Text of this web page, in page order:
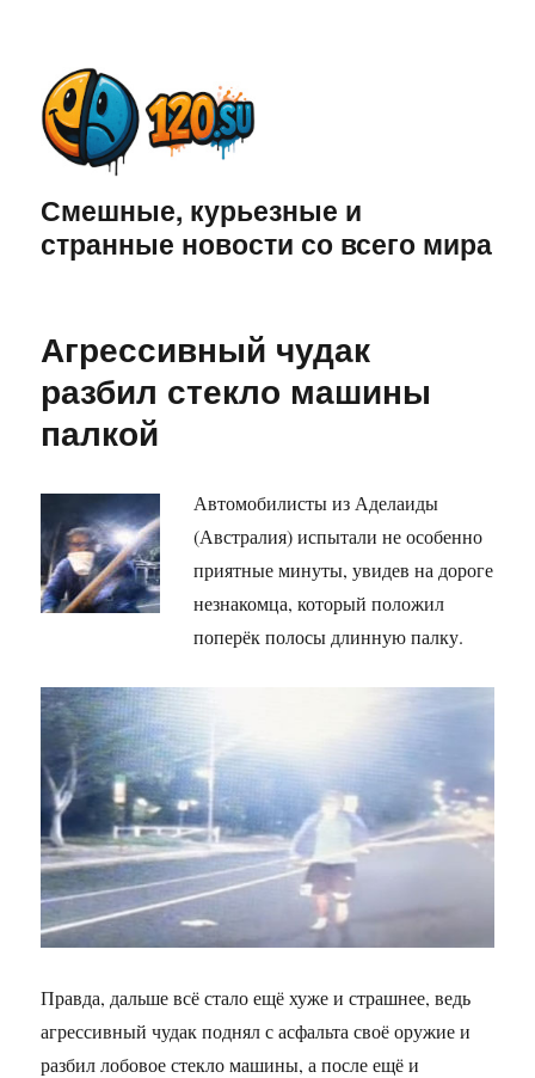
Смешные, курьезные и
странные новости со всего мира
Агрессивный чудак
разбил стекло машины
палкой
Автомобилисты из Аделаиды
(Австралия) испытали не особенно
приятные минуты, увидев на дороге
незнакомца, который положил
поперёк полосы длинную палку.
Правда, дальше всё стало ещё хуже и страшнее, ведь
агрессивный чудак поднял с асфальта своё оружие и
разбил лобовое стекло машины, а после ещё и